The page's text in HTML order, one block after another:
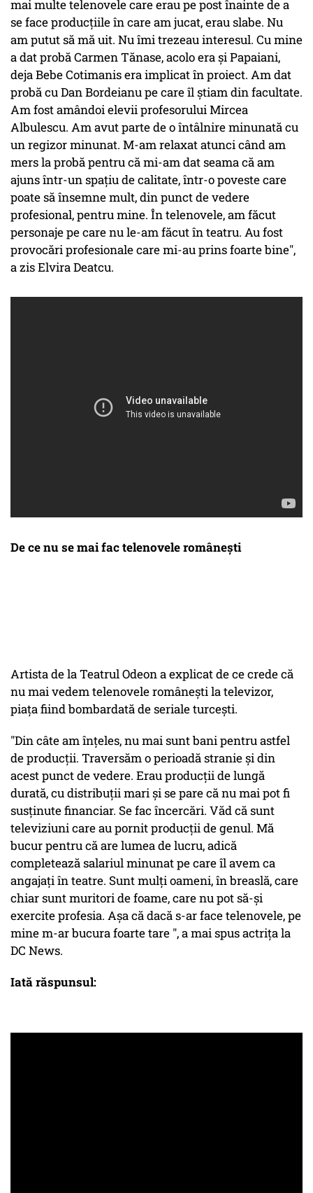
mai multe telenovele care erau pe post înainte de a
se face producțiile în care am jucat, erau slabe. Nu
am putut să mă uit. Nu îmi trezeau interesul. Cu mine
a dat probă Carmen Tănase, acolo era și Papaiani,
deja Bebe Cotimanis era implicat în proiect. Am dat
probă cu Dan Bordeianu pe care îl știam din facultate.
Am fost amândoi elevii profesorului Mircea
Albulescu. Am avut parte de o întâlnire minunată cu
un regizor minunat. M-am relaxat atunci când am
mers la probă pentru că mi-am dat seama că am
ajuns într-un spațiu de calitate, într-o poveste care
poate să însemne mult, din punct de vedere
profesional, pentru mine. În telenovele, am făcut
personaje pe care nu le-am făcut în teatru. Au fost
provocări profesionale care mi-au prins foarte bine",
a zis Elvira Deatcu.
De ce nu se mai fac telenovele românești
Artista de la Teatrul Odeon a explicat de ce crede că
nu mai vedem telenovele românești la televizor,
piața fiind bombardată de seriale turcești.
"Din câte am înțeles, nu mai sunt bani pentru astfel
de producții. Traversăm o perioadă stranie și din
acest punct de vedere. Erau producții de lungă
durată, cu distribuții mari și se pare că nu mai pot fi
susținute financiar. Se fac încercări. Văd că sunt
televiziuni care au pornit producții de genul. Mă
bucur pentru că are lumea de lucru, adică
completează salariul minunat pe care îl avem ca
angajați în teatre. Sunt mulți oameni, în breaslă, care
chiar sunt muritori de foame, care nu pot să-și
exercite profesia. Așa că dacă s-ar face telenovele, pe
mine m-ar bucura foarte tare ", a mai spus actrița la
DC News.
Iată răspunsul: